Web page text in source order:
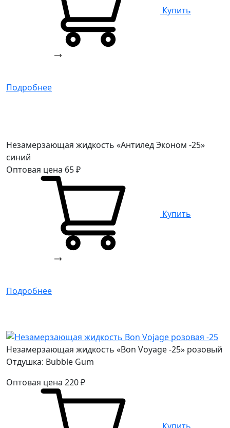
Купить
Подробнее
Незамерзающая жидкость «Антилед Эконом -25»
синий
Оптовая цена 65₽
Купить
Подробнее
Незамерзающая жидкость «Bon Voyage -25» розовый
Отдушка: Bubble Gum
Оптовая цена 220₽